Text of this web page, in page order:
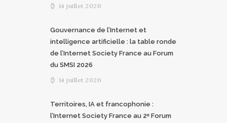
14 juillet 2026
Gouvernance de l’Internet et
intelligence artificielle : la table ronde
de l’Internet Society France au Forum
du SMSI 2026
14 juillet 2026
Territoires, IA et francophonie :
l’Internet Society France au 2ᵉ Forum